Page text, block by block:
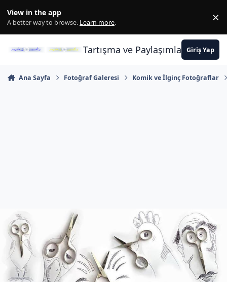
View in the app
A better way to browse. Learn more. ×
Tartışma ve PaylaşımlarınGiriş Yap
Ana Sayfa Fotoğraf Galeresi Komik ve İlginç Fotoğraflar